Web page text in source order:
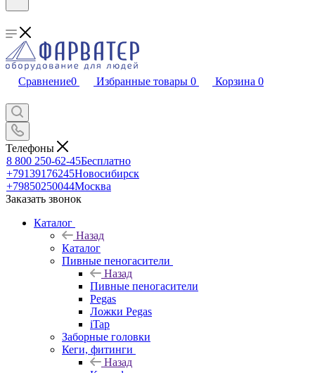
Сравнение0 Избранные товары 0 Корзина 0
Телефоны
8 800 250-62-45Бесплатно
+79139176245Новосибирск
+79850250044Москва
Заказать звонок
Каталог
Назад
Каталог
Пивные пеногасители
Назад
Пивные пеногасители
Pegas
Ложки Pegas
iTap
Заборные головки
Кеги, фитинги
Назад